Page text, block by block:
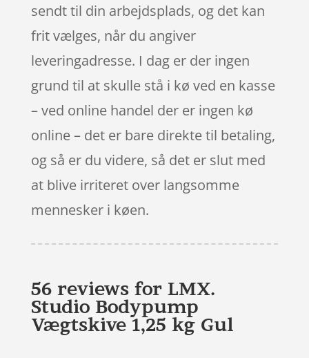
sendt til din arbejdsplads, og det kan
frit vælges, når du angiver
leveringadresse. I dag er der ingen
grund til at skulle stå i kø ved en kasse
– ved online handel der er ingen kø
online – det er bare direkte til betaling,
og så er du videre, så det er slut med
at blive irriteret over langsomme
mennesker i køen.
56 reviews for LMX.
Studio Bodypump
Vægtskive 1,25 kg Gul